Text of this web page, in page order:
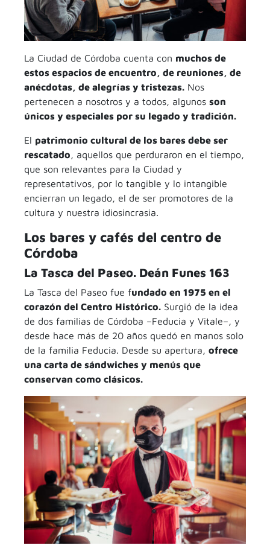
La Ciudad de Córdoba cuenta con muchos de
estos espacios de encuentro, de reuniones, de
anécdotas, de alegrías y tristezas. Nos
pertenecen a nosotros y a todos, algunos son
únicos y especiales por su legado y tradición.
El patrimonio cultural de los bares debe ser
rescatado, aquellos que perduraron en el tiempo,
que son relevantes para la Ciudad y
representativos, por lo tangible y lo intangible
encierran un legado, el de ser promotores de la
cultura y nuestra idiosincrasia.
Los bares y cafés del centro de
Córdoba
La Tasca del Paseo. Deán Funes 163
La Tasca del Paseo fue fundado en 1975 en el
corazón del Centro Histórico. Surgió de la idea
de dos familias de Córdoba –Feducia y Vitale–, y
desde hace más de 20 años quedó en manos solo
de la familia Feducia. Desde su apertura, ofrece
una carta de sándwiches y menús que
conservan como clásicos.